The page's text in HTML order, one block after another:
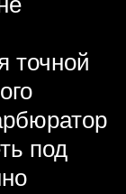
точной
под